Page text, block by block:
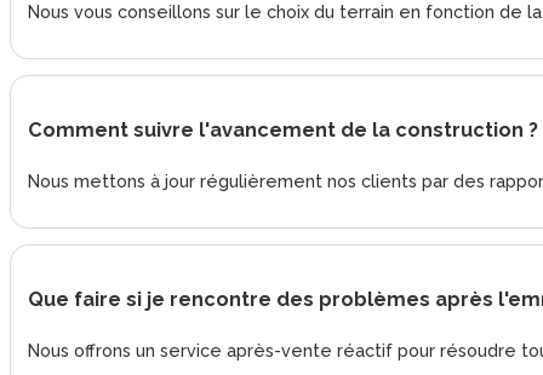
Nous vous conseillons sur le choix du terrain en fonction
Comment suivre l'avancement de la construction ?
Nous mettons à jour régulièrement nos clients par des
Que faire si je rencontre des problèmes après
Nous offrons un service après-vente réactif pour résoudre